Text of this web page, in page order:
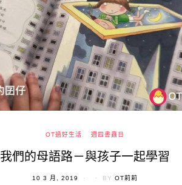
OT過好生活 週四書蟲日
我們的母語路－與孩子一起學習
POSTED
10 3 月, 2019 BY OT莉莉